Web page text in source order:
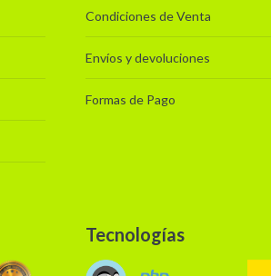
Condiciones de Venta
Envíos y devoluciones
Formas de Pago
Tecnologías